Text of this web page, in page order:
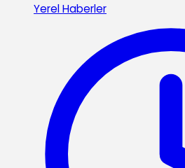
Yerel Haberler